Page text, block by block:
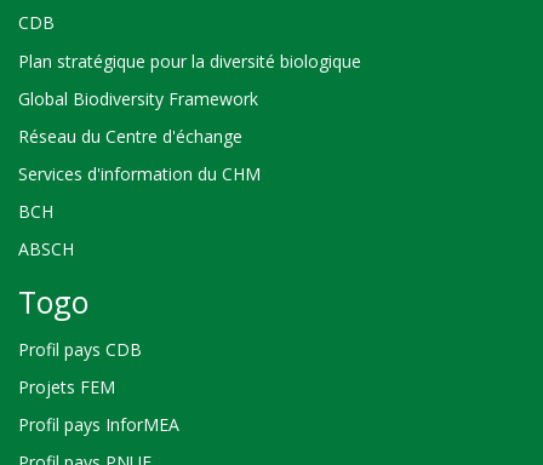
CDB
Plan stratégique pour la diversité biologique
Global Biodiversity Framework
Réseau du Centre d'échange
Services d'information du CHM
BCH
ABSCH
Togo
Profil pays CDB
Projets FEM
Profil pays InforMEA